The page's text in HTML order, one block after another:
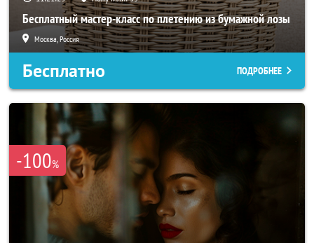
Бесплатный мастер-класс по плетению из бумажной лозы
Москва, Россия
Бесплатно ПОДРОБНЕЕ
-100%